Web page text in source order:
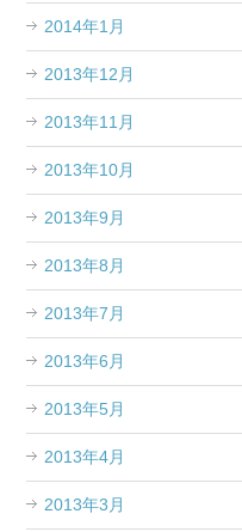
2014年1月
2013年12月
2013年11月
2013年10月
2013年9月
2013年8月
2013年7月
2013年6月
2013年5月
2013年4月
2013年3月